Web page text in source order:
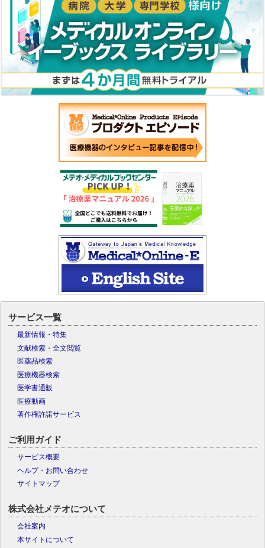
サービス一覧
最新情報・特集
文献検索・全文閲覧
医薬品検索
医療機器検索
医学書通販
医療動画
著作権許諾サービス
ご利用ガイド
サービス概要
ヘルプ・お問い合わせ
サイトマップ
株式会社メテオについて
会社案内
本サイトについて